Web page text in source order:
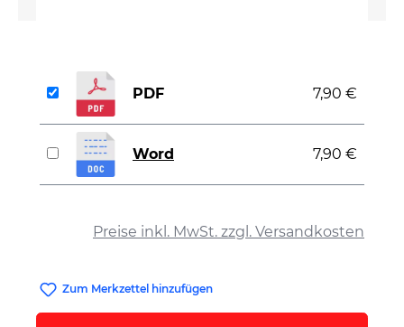
Preise inkl. MwSt. zzgl. Versandkosten
PDF 7,90 €
Word 7,90 €
Zum Merkzettel hinzufügen